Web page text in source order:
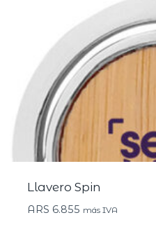
Llavero Spin
ARS 6.855 más IVA